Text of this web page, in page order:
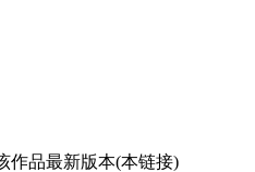
作品最新版本(本链接)